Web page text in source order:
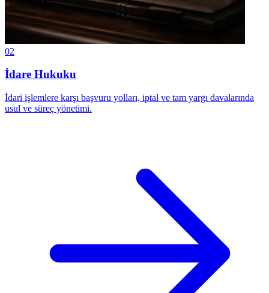
02
İdare Hukuku
İdari işlemlere karşı başvuru yolları, iptal ve tam yargı davalarında
usul ve süreç yönetimi.